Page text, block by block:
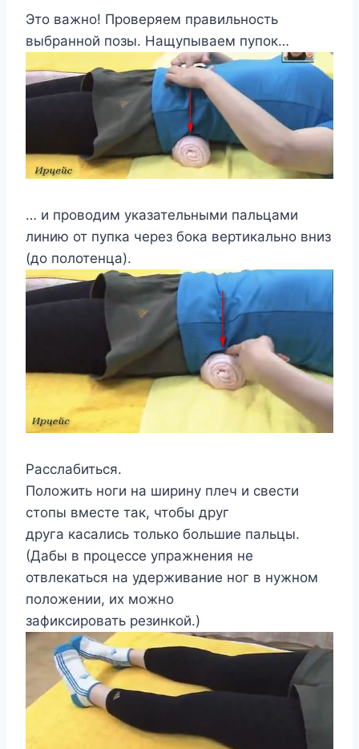
Это важно! Проверяем правильность
выбранной позы. Нащупываем пупок…
… и проводим указательными пальцами
линию от пупка через бока вертикально вниз
(до полотенца).
Расслабиться.
Положить ноги на ширину плеч и свести
стопы вместе так, чтобы друг
друга касались только большие пальцы.
(Дабы в процессе упражнения не
отвлекаться на удерживание ног в нужном
положении, их можно
зафиксировать резинкой.)